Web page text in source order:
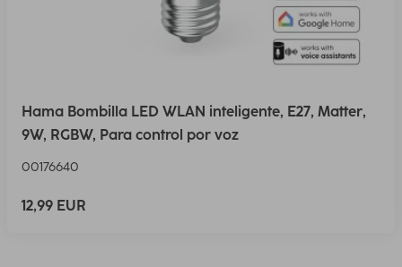
Hama Bombilla LED WLAN inteligente, E27, Matter,
9W, RGBW, Para control por voz
00176640
12,99 EUR